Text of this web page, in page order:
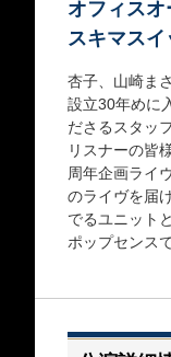
オフィス
スキマス
杏子、山崎ま
設立30年めに
ださるスタッ
リスナーの皆
周年企画ライ
のライヴを届
でるユニット
ポップセンス